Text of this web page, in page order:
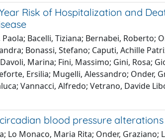
Risk of Hospitalization and
Bacelli, Tiziana; Bernabei, Roberto;
Bonassi, Stefano; Caputi, Achille
Marina; Fini, Massimo; Gini, Rosa;
Ersilia; Mugelli, Alessandro; Onder,
Vannacci, Alfredo; Vetrano, Davide
blood pressure
Lo Monaco, Maria Rita; Onder, Graziano;